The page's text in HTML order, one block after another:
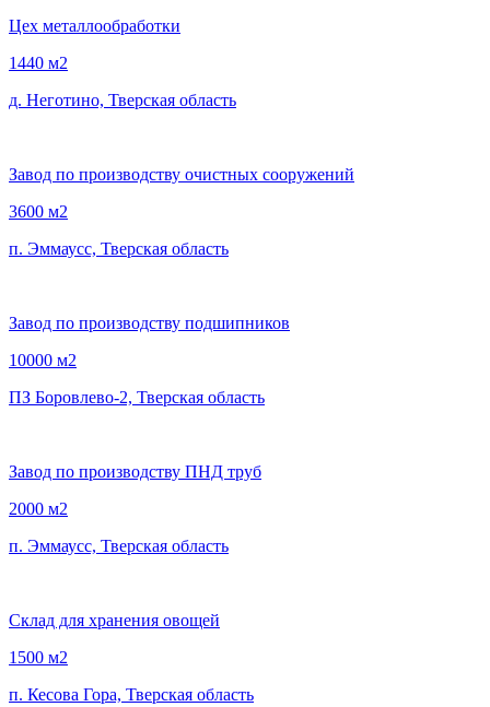
Цех металлообработки
1440 м2
д. Неготино, Тверская область
Завод по производству очистных сооружений
3600 м2
п. Эммаусс, Тверская область
Завод по производству подшипников
10000 м2
ПЗ Боровлево-2, Тверская область
Завод по производству ПНД труб
2000 м2
п. Эммаусс, Тверская область
Склад для хранения овощей
1500 м2
п. Кесова Гора, Тверская область